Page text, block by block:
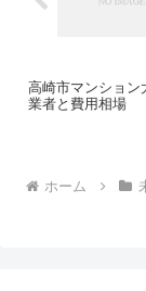
高崎市マンション
業者と費用相場
ホーム